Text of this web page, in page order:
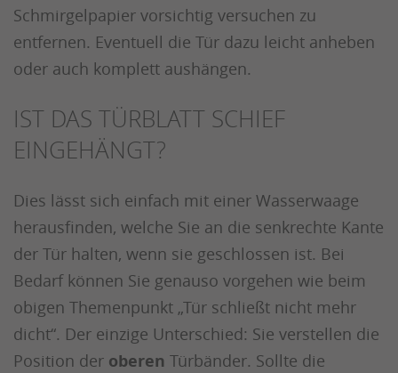
Schmirgelpapier vorsichtig versuchen zu
entfernen. Eventuell die Tür dazu leicht anheben
oder auch komplett aushängen.
IST DAS TÜRBLATT SCHIEF
EINGEHÄNGT?
Dies lässt sich einfach mit einer Wasserwaage
herausfinden, welche Sie an die senkrechte Kante
der Tür halten, wenn sie geschlossen ist. Bei
Bedarf können Sie genauso vorgehen wie beim
obigen Themenpunkt „Tür schließt nicht mehr
dicht“. Der einzige Unterschied: Sie verstellen die
Position der oberen Türbänder. Sollte die